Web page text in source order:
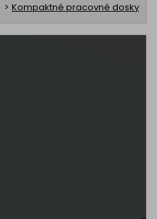
Kompaktné pracovné dosky